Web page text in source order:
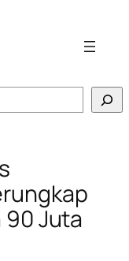
90 Juta